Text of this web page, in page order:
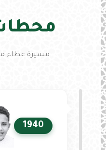
مسيرة عطاء
1940